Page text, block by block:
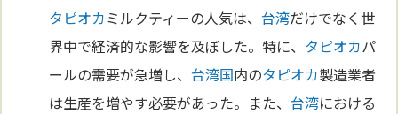
タピオカミルクティーの人気は、台湾だけでなく世
界中で経済的な影響を及ぼした。特に、 タピオカパ
ールの需要が急増し、台湾国内のタピオカ製造業者
は生産を増やす必要があった。また、台湾における